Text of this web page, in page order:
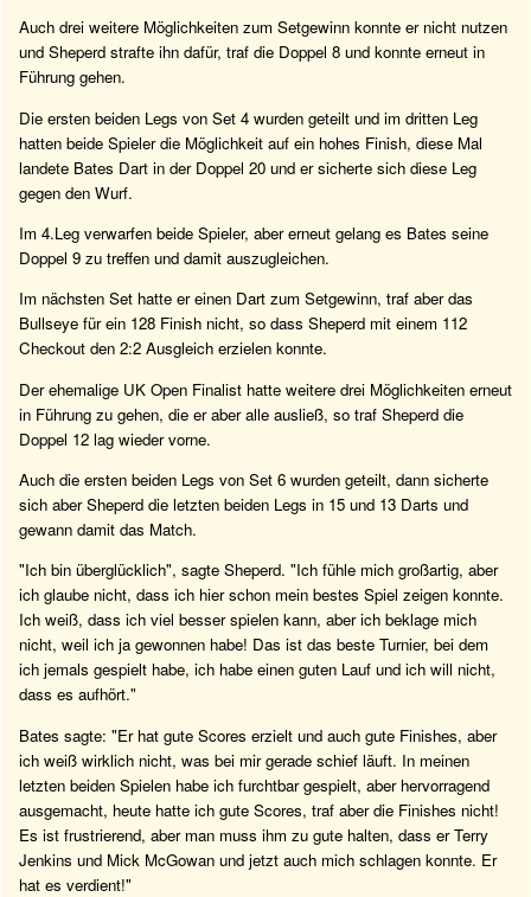
Auch drei weitere Möglichkeiten zum Setgewinn konnte er nicht nutzen
und Sheperd strafte ihn dafür, traf die Doppel 8 und konnte erneut in
Führung gehen.
Die ersten beiden Legs von Set 4 wurden geteilt und im dritten Leg
hatten beide Spieler die Möglichkeit auf ein hohes Finish, diese Mal
landete Bates Dart in der Doppel 20 und er sicherte sich diese Leg
gegen den Wurf.
Im 4.Leg verwarfen beide Spieler, aber erneut gelang es Bates seine
Doppel 9 zu treffen und damit auszugleichen.
Im nächsten Set hatte er einen Dart zum Setgewinn, traf aber das
Bullseye für ein 128 Finish nicht, so dass Sheperd mit einem 112
Checkout den 2:2 Ausgleich erzielen konnte.
Der ehemalige UK Open Finalist hatte weitere drei Möglichkeiten erneut
in Führung zu gehen, die er aber alle ausließ, so traf Sheperd die
Doppel 12 lag wieder vorne.
Auch die ersten beiden Legs von Set 6 wurden geteilt, dann sicherte
sich aber Sheperd die letzten beiden Legs in 15 und 13 Darts und
gewann damit das Match.
"Ich bin überglücklich", sagte Sheperd. "Ich fühle mich großartig, aber
ich glaube nicht, dass ich hier schon mein bestes Spiel zeigen konnte.
Ich weiß, dass ich viel besser spielen kann, aber ich beklage mich
nicht, weil ich ja gewonnen habe! Das ist das beste Turnier, bei dem
ich jemals gespielt habe, ich habe einen guten Lauf und ich will nicht,
dass es aufhört."
Bates sagte: "Er hat gute Scores erzielt und auch gute Finishes, aber
ich weiß wirklich nicht, was bei mir gerade schief läuft. In meinen
letzten beiden Spielen habe ich furchtbar gespielt, aber hervorragend
ausgemacht, heute hatte ich gute Scores, traf aber die Finishes nicht!
Es ist frustrierend, aber man muss ihm zu gute halten, dass er Terry
Jenkins und Mick McGowan und jetzt auch mich schlagen konnte. Er
hat es verdient!"